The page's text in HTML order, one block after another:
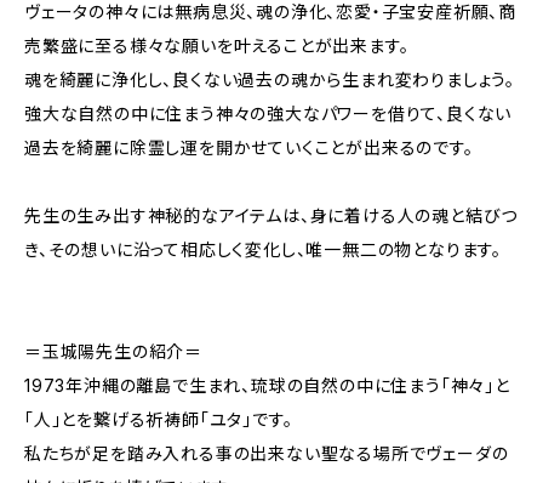
ヴェータの神々には無病息災、魂の浄化、恋愛・子宝安産祈願、商
売繁盛に至る様々な願いを叶えることが出来ます。
魂を綺麗に浄化し、良くない過去の魂から生まれ変わりましょう。
強大な自然の中に住まう神々の強大なパワーを借りて、良くない
過去を綺麗に除霊し運を開かせていくことが出来るのです。
先生の生み出す神秘的なアイテムは、身に着ける人の魂と結びつ
き、その想いに沿って相応しく変化し、唯一無二の物となります。
＝玉城陽先生の紹介＝
1973年沖縄の離島で生まれ、琉球の自然の中に住まう「神々」と
「人」とを繋げる祈祷師「ユタ」です。
私たちが足を踏み入れる事の出来ない聖なる場所でヴェーダの